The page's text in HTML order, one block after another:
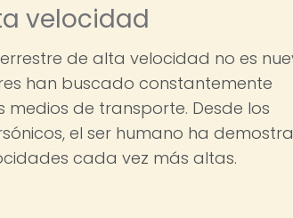
velocidad
de alta velocidad no es
han buscado constantemente
de transporte. Desde los
el ser humano ha
cada vez más altas.